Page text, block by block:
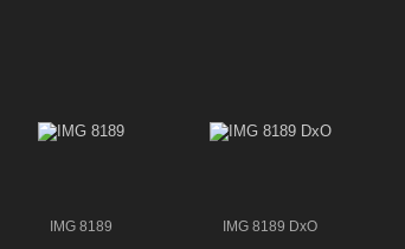
IMG 8189 IMG 8189 DxO